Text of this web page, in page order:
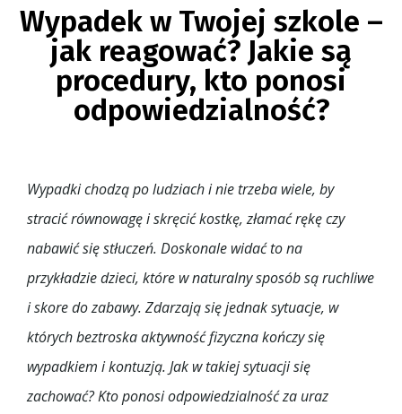
Wypadek w Twojej szkole –
jak reagować? Jakie są
procedury, kto ponosi
odpowiedzialność?
Wypadki chodzą po ludziach i nie trzeba wiele, by
stracić równowagę i skręcić kostkę, złamać rękę czy
nabawić się stłuczeń. Doskonale widać to na
przykładzie dzieci, które w naturalny sposób są ruchliwe
i skore do zabawy. Zdarzają się jednak sytuacje, w
których beztroska aktywność fizyczna kończy się
wypadkiem i kontuzją. Jak w takiej sytuacji się
zachować? Kto ponosi odpowiedzialność za uraz